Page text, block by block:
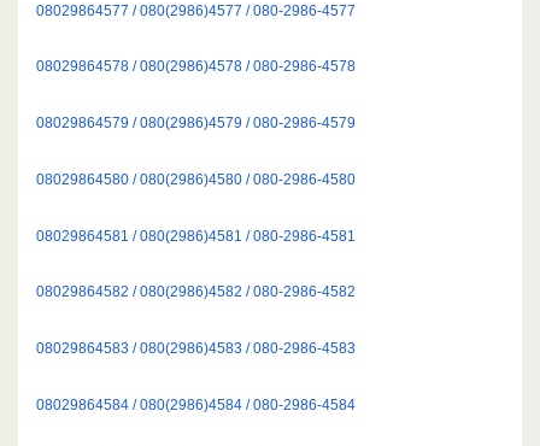
08029864577 / 080(2986)4577 / 080-2986-4577
08029864578 / 080(2986)4578 / 080-2986-4578
08029864579 / 080(2986)4579 / 080-2986-4579
08029864580 / 080(2986)4580 / 080-2986-4580
08029864581 / 080(2986)4581 / 080-2986-4581
08029864582 / 080(2986)4582 / 080-2986-4582
08029864583 / 080(2986)4583 / 080-2986-4583
08029864584 / 080(2986)4584 / 080-2986-4584